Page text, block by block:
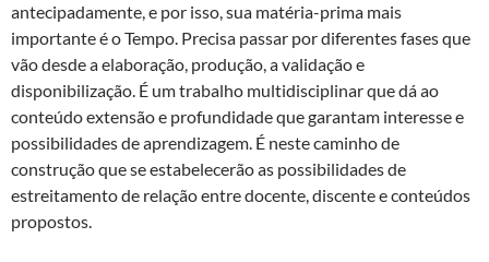
antecipadamente, e por isso, sua matéria-prima mais
importante é o Tempo. Precisa passar por diferentes fases que
vão desde a elaboração, produção, a validação e
disponibilização. É um trabalho multidisciplinar que dá ao
conteúdo extensão e profundidade que garantam interesse e
possibilidades de aprendizagem. É neste caminho de
construção que se estabelecerão as possibilidades de
estreitamento de relação entre docente, discente e conteúdos
propostos.